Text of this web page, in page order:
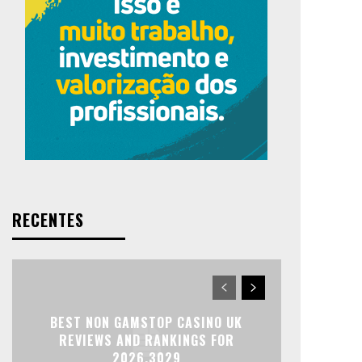
RECENTES
BEST NON GAMSTOP CASINO UK
REVIEWS AND RANKINGS FOR